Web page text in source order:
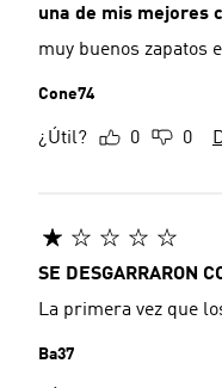
una de mis mejores
muy buenos zapatos
Cone74
¿Útil? 0 0
SE DESGARRARON
La primera vez que
Ba37